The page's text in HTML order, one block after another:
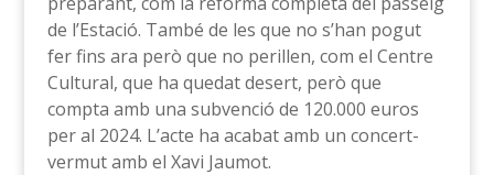
de l’Estació. També de les que no s’han pogut
fer fins ara però que no perillen, com el Centre
Cultural, que ha quedat desert, però que
compta amb una subvenció de 120.000 euros
per al 2024. L’acte ha acabat amb un concert-
vermut amb el Xavi Jaumot.